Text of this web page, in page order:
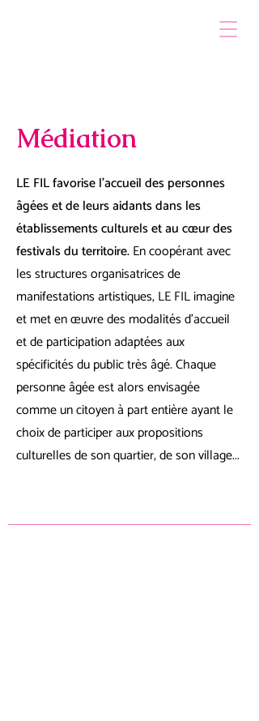
Médiation
LE FIL favorise l'accueil des personnes
âgées et de leurs aidants dans les
établissements culturels et au cœur des
festivals du territoire.En coopérant avec
les structures organisatrices de
manifestations artistiques, LE FIL imagine
et met en œuvre des modalités d'accueil
et de participation adaptées aux
spécificités du public très âgé. Chaque
personne âgée est alors envisagée
comme un citoyen à part entière ayant le
choix de participer aux propositions
culturelles de son quartier, de son village...